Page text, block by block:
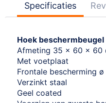
Specificaties
Hoek beschermbeugel
Afmeting 35 x 60 x 60
Met voetplaat
Frontale bescherming
Verzinkt staal
Geel coated